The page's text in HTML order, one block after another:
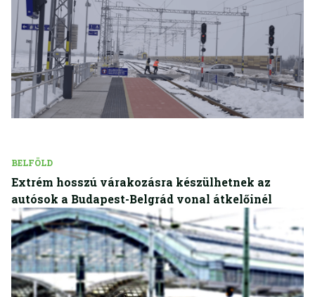
BELFÖLD
Extrém hosszú várakozásra készülhetnek az
autósok a Budapest-Belgrád vonal átkelőinél